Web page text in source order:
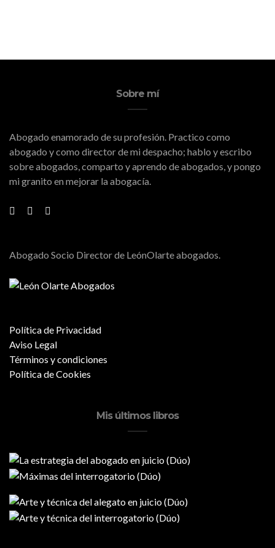
Sobre mí
Abogado enamorado de su profesión. Practico como
abogado y como director de mi despacho; hablo y escribo
sobre abogados, comparto y aprendo de abogados, y pongo
mi granito en mejorar la abogacía.
Abogado Socio Director de LeónOlarte abogados.
Política de Privacidad
Aviso Legal
Términos y condiciones
Política de Cookies
Mis últimos libros